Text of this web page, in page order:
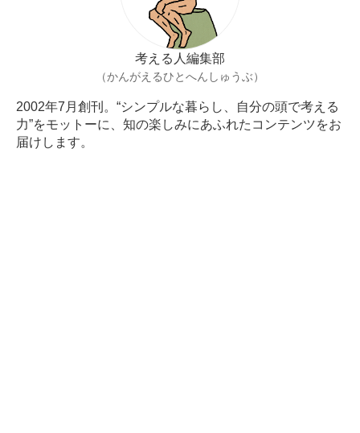
考える人編集部
（かんがえるひとへんしゅうぶ）
2002年7月創刊。“シンプルな暮らし、自分の頭で考える
力”をモットーに、知の楽しみにあふれたコンテンツをお
届けします。